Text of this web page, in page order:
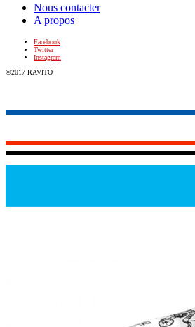
Nous contacter
A propos
Facebook
Twitter
Instagram
©2017 RAVITO